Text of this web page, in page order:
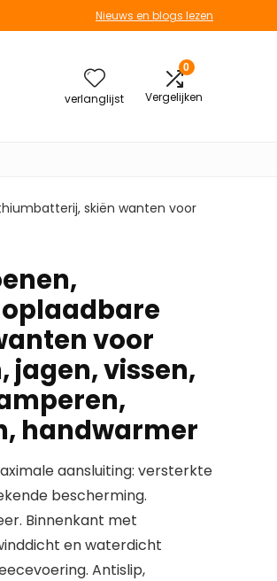
Nieuws en blogs lezen
verlanglijst
0
Vergelijken
skiën wanten voor
voor
jagen, vissen,
handwarmer
aansluiting: versterkte
bescherming.
Binnenkant met
en waterdicht
Antislip,